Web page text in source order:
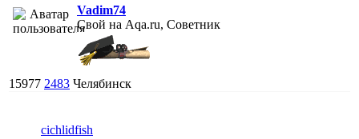
Vadim74
Свой на Aqa.ru, Советник
15977 2483 Челябинск
cichlidfish